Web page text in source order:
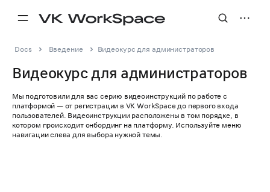
Docs Введение Видеокурс для администраторов
Видеокурс для администраторов
Мы подготовили для вас серию видеоинструкций по работе с
платформой — от регистрации в VK WorkSpace до первого входа
пользователей. Видеоинструкции расположены в том порядке, в
котором происходит онбординг на платформу. Используйте меню
навигации слева для выбора нужной темы.